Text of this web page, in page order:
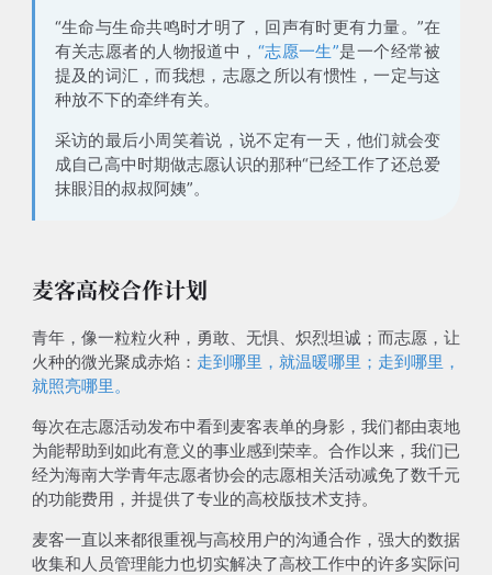
“生命与生命共鸣时才明了，回声有时更有力量。”在
有关志愿者的人物报道中， “志愿一生”是一个经常被
提及的词汇，而我想，志愿之所以有惯性，一定与这
种放不下的牵绊有关。
采访的最后小周笑着说，说不定有一天，他们就会变
成自己高中时期做志愿认识的那种“已经工作了还总爱
抹眼泪的叔叔阿姨”。
麦客高校合作计划
青年，像一粒粒火种，勇敢、无惧、炽烈坦诚；而志愿，让
火种的微光聚成赤焰： 走到哪里，就温暖哪里；走到哪里，
就照亮哪里。
每次在志愿活动发布中看到麦客表单的身影，我们都由衷地
为能帮助到如此有意义的事业感到荣幸。合作以来，我们已
经为海南大学青年志愿者协会的志愿相关活动减免了数千元
的功能费用，并提供了专业的高校版技术支持。
麦客一直以来都很重视与高校用户的沟通合作，强大的数据
收集和人员管理能力也切实解决了高校工作中的许多实际问